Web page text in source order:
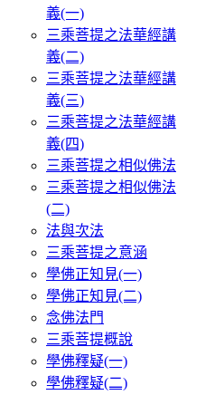
義(一)
三乘菩提之法華經講
義(二)
三乘菩提之法華經講
義(三)
三乘菩提之法華經講
義(四)
三乘菩提之相似佛法
三乘菩提之相似佛法
(二)
法與次法
三乘菩提之意涵
學佛正知見(一)
學佛正知見(二)
念佛法門
三乘菩提概說
學佛釋疑(一)
學佛釋疑(二)